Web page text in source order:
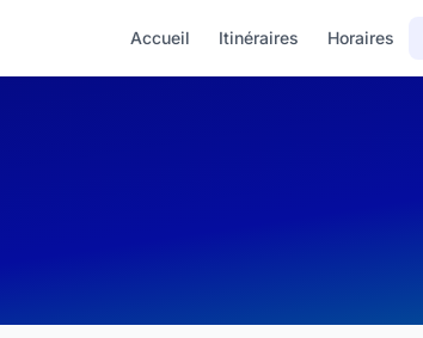
Accueil Itinéraires Horaires